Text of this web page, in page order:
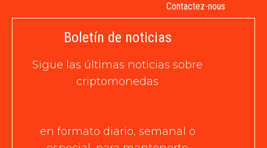
Contactez-nous
Boletín de noticias
Sigue las últimas noticias sobre
criptomonedas
en formato diario, semanal o